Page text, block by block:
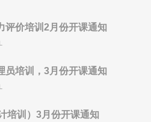
评价培训2月份开课通知
员培训，3月份开课通知
培训）3月份开课通知